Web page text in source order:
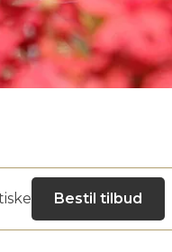
Bestil tilbud